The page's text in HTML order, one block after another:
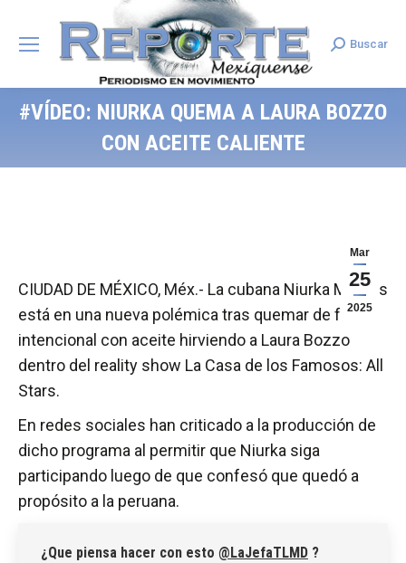
Search:
Buscar
#VÍDEO: NIURKA QUEMA A LAURA BOZZO
CON ACEITE CALIENTE
Mar
25
2025
CIUDAD DE MÉXICO, Méx.- La cubana Niurka Marcos
está en una nueva polémica tras quemar de forma
intencional con aceite hirviendo a Laura Bozzo
dentro del reality show La Casa de los Famosos: All
Stars.
En redes sociales han criticado a la producción de
dicho programa al permitir que Niurka siga
participando luego de que confesó que quedó a
propósito a la peruana.
¿Que piensa hacer con esto @LaJefaTLMD ?